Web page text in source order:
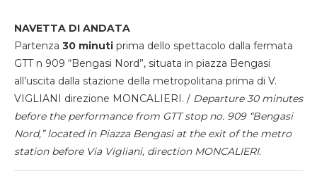
NAVETTA DI ANDATA
Partenza 30 minuti prima dello spettacolo dalla fermata
GTT n 909 “Bengasi Nord”, situata in piazza Bengasi
all’uscita dalla stazione della metropolitana prima di V.
VIGLIANI direzione MONCALIERI. / Departure 30 minutes
before the performance from GTT stop no. 909 “Bengasi
Nord,” located in Piazza Bengasi at the exit of the metro
station before Via Vigliani, direction MONCALIERI.